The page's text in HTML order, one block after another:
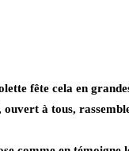
fête cela en
ouvert à tous,